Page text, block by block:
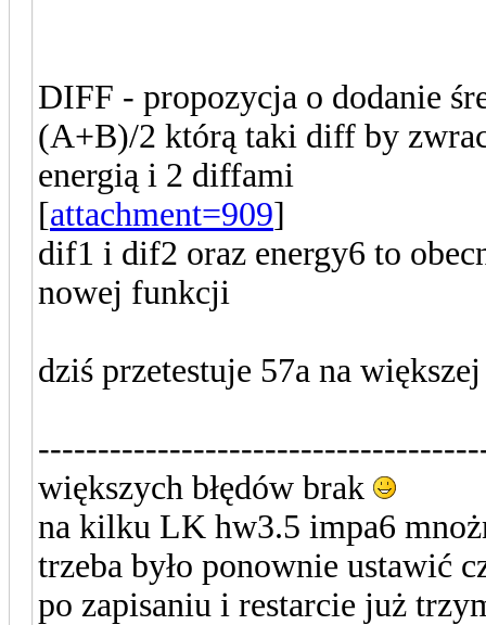
DIFF - propozycja o dodanie
(A+B)/2 którą taki diff by
energią i 2 diffami
[attachment=909]
dif1 i dif2 oraz energy6 to
nowej funkcji
dziś przetestuje 57a na
większych błędów brak
na kilku LK hw3.5 impa6
trzeba było ponownie ustawić
po zapisaniu i restarcie już